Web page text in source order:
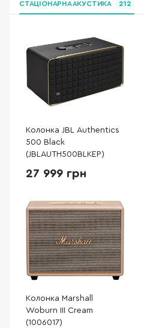
СТАЦІОНАРНА АКУСТИКА 212
Колонка JBL Authentics
500 Black
(JBLAUTH500BLKEP)
27 999 грн
Колонка Marshall
Woburn III Cream
(1006017)